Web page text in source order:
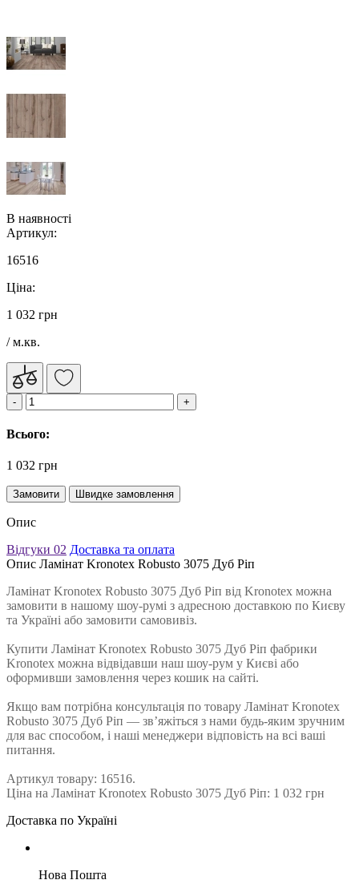
В наявності
Артикул:
16516
Ціна:
1 032 грн
/ м.кв.
Всього:
1 032 грн
Замовити Швидке замовлення
Опис
Відгуки 02 Доставка та оплата
Опис Ламінат Kronotex Robusto 3075 Дуб Ріп
Ламінат Kronotex Robusto 3075 Дуб Ріп від Kronotex можна
замовити в нашому шоу-румі з адресною доставкою по Києву
та Україні або замовити самовивіз.
Купити Ламінат Kronotex Robusto 3075 Дуб Ріп фабрики
Kronotex можна відвідавши наш шоу-рум у Києві або
оформивши замовлення через кошик на сайті.
Якщо вам потрібна консультація по товару Ламінат Kronotex
Robusto 3075 Дуб Ріп — зв’яжіться з нами будь-яким зручним
для вас способом, і наші менеджери відповість на всі ваші
питання.
Артикул товару: 16516.
Ціна на Ламінат Kronotex Robusto 3075 Дуб Ріп: 1 032 грн
Доставка по Україні
Нова Пошта